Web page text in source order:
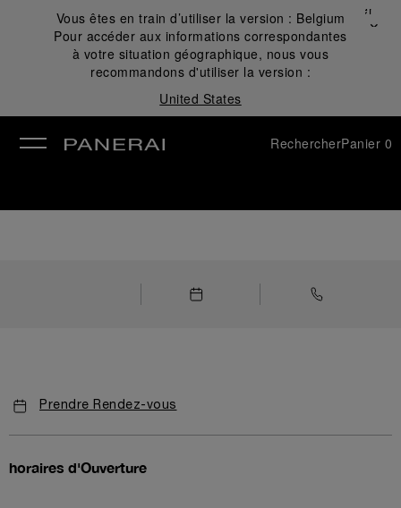
Vous êtes en train d’utiliser la version : Belgium
Pour accéder aux informations correspondantes
à votre situation géographique, nous vous
recommandons d'utiliser la version :
United States
Fermer
✕
RechercherPanier 0
Prendre Rendez-vous
horaires d'Ouverture